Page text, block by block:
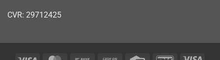
CVR: 29712425